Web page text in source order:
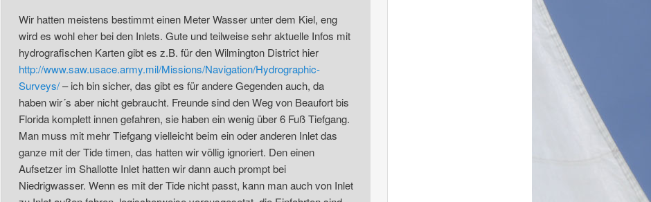
Wir hatten meistens bestimmt einen Meter Wasser unter dem Kiel, eng
wird es wohl eher bei den Inlets. Gute und teilweise sehr aktuelle Infos mit
hydrografischen Karten gibt es z.B. für den Wilmington District hier
http://www.saw.usace.army.mil/Missions/Navigation/Hydrographic-
Surveys/– ich bin sicher, das gibt es für andere Gegenden auch, da
haben wir´s aber nicht gebraucht. Freunde sind den Weg von Beaufort bis
Florida komplett innen gefahren, sie haben ein wenig über 6 Fuß Tiefgang.
Man muss mit mehr Tiefgang vielleicht beim ein oder anderen Inlet das
ganze mit der Tide timen, das hatten wir völlig ignoriert. Den einen
Aufsetzer im Shallotte Inlet hatten wir dann auch prompt bei
Niedrigwasser. Wenn es mit der Tide nicht passt, kann man auch von Inlet